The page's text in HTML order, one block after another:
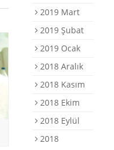
2019 Mart
2019 Şubat
2019 Ocak
2018 Aralık
2018 Kasım
2018 Ekim
2018 Eylül
2018